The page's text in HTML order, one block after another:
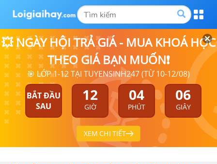
💥 NGÀY HỘI TRẢ GIÁ - MUA KHOÁ HỌC
THEO GIÁ BẠN MUỐN❗
🎯 LỚP 1-12 TẠI TUYENSINH247 (TỪ 10-12/08)
BẮT ĐẦU
SAU
12
GIỜ
04
PHÚT
06
GIÂY
XEM CHI TIẾT